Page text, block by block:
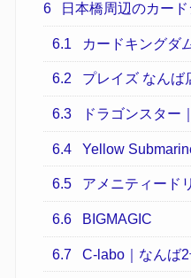
6 日本橋周辺のカー
6.1 カードキングダ
6.2 プレイズ なんば
6.3 ドラゴンスター
6.4 Yellow
6.5 アメニティード
6.6 BIGMAGIC
6.7 C-labo｜なんば